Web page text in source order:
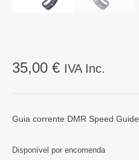
35,00 € IVA Inc.
Guia corrente DMR Speed Guide
Disponível por encomenda